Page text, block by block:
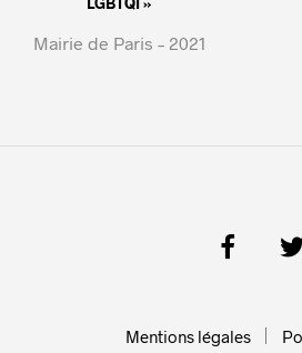
Mairie de Paris – 2021
Mentions légales